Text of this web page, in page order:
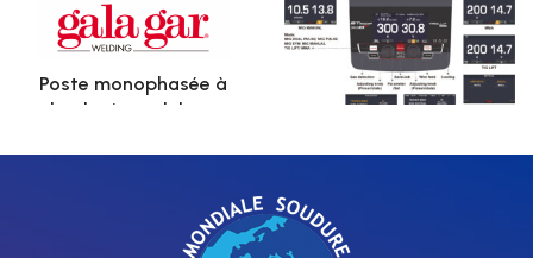
Poste monophasée à
technologie onduleur par
réalisation de soudure
auxiliaire de soudure
MMA d'électrode